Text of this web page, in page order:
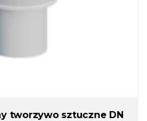
tworzywo sztuczne DN